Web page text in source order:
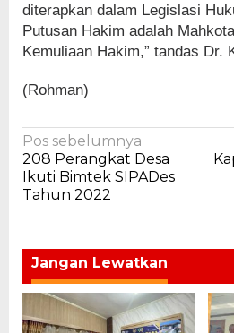
diterapkan dalam Legislasi
Putusan Hakim adalah
Kemuliaan Hakim,” tandas Dr.
(Rohman)
Navigasi
pos
Pos sebelumnya
208 Perangkat Desa
Ikuti Bimtek SIPADes
Tahun 2022
Jangan Lewatkan